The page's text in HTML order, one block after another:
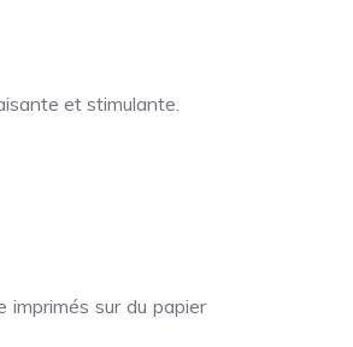
et stimulante.
sur du papier